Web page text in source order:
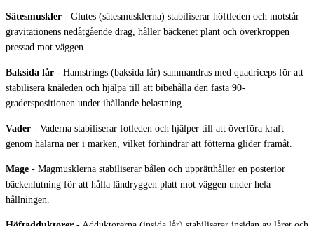
Sätesmuskler - Glutes (sätesmusklerna) stabiliserar höftleden och motstår
gravitationens nedåtgående drag, håller bäckenet plant och överkroppen
pressad mot väggen.
Baksida lår - Hamstrings (baksida lår) sammandras med quadriceps för att
stabilisera knäleden och hjälpa till att bibehålla den fasta 90-
graderspositionen under ihållande belastning.
Vader - Vaderna stabiliserar fotleden och hjälper till att överföra kraft
genom hälarna ner i marken, vilket förhindrar att fötterna glider framåt.
Mage - Magmusklerna stabiliserar bålen och upprätthåller en posterior
bäckenlutning för att hålla ländryggen platt mot väggen under hela
hållningen.